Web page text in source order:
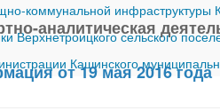
коммунальной инфраструктуры
Верхнетроицкого сельского
Кашинского
аналитическая
от 19 мая 2016 года